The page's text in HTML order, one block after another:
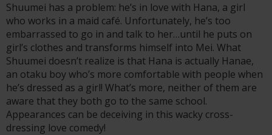
Shuumei has a problem: he’s in love with Hana, a girl
who works in a maid café. Unfortunately, he’s too
embarrassed to go in and talk to her…until he puts on
girl’s clothes and transforms himself into Mei. What
Shuumei doesn’t realize is that Hana is actually Hanae,
an otaku boy who’s more comfortable with people when
he’s dressed as a girl! What’s more, neither of them are
aware that they both go to the same school.
Appearances can be deceiving in this wacky cross-
dressing love comedy!